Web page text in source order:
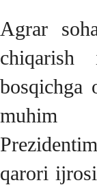
Agrar
chiqarish
bosqichga
muhim
qarori